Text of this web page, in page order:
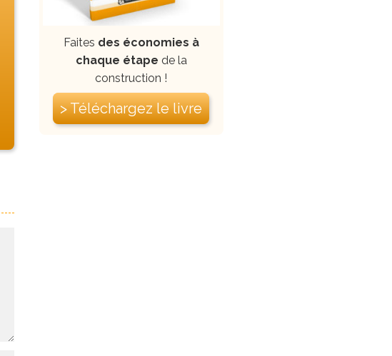
Faites des économies à
chaque étape de la
construction !
> Téléchargez le livre